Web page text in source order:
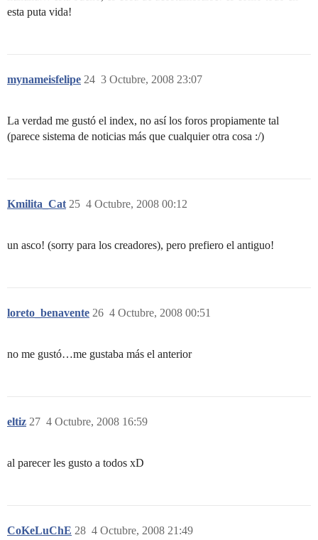
esta puta vida!
mynameisfelipe 3 Octubre, 2008 23:07
24
La verdad me gustó el index, no así los foros propiamente tal
(parece sistema de noticias más que cualquier otra cosa :/)
Kmilita_Cat 4 Octubre, 2008 00:12
25
un asco! (sorry para los creadores), pero prefiero el antiguo!
loreto_benavente 4 Octubre, 2008 00:51
26
no me gustó…me gustaba más el anterior
eltiz 4 Octubre, 2008 16:59
27
al parecer les gusto a todos xD
CoKeLuChE 4 Octubre, 2008 21:49
28